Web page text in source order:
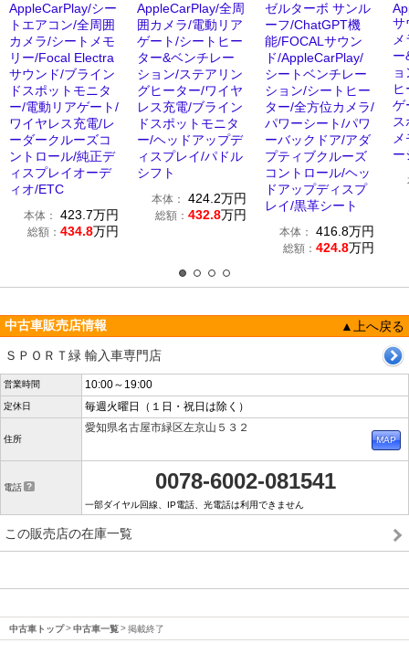
AppleCarPlay/シー
トエアコン/全周囲
カメラ/シートメモ
リー/Focal Electra
サウンド/ブライン
ドスポットモニタ
ー/電動リアゲート/
ワイヤレス充電/レ
ーダークルーズコ
ントロール/純正デ
ィスプレイオーデ
ィオ/ETC
本体： 423.7万円
総額： 434.8万円
AppleCarPlay/全周
囲カメラ/電動リア
ゲート/シートヒー
ター&ベンチレー
ション/ステアリン
グヒーター/ワイヤ
レス充電/ブライン
ドスポットモニタ
ー/ヘッドアップデ
ィスプレイ/パドル
シフト
本体： 424.2万円
総額： 432.8万円
ゼルターボ サンル
ーフ/ChatGPT機
能/FOCALサウン
ド/AppleCarPlay/
シートベンチレー
ション/シートヒー
ター/全方位カメラ/
パワーシート/パワ
ーバックドア/アダ
プティブクルーズ
コントロール/ヘッ
ドアップディスプ
レイ/黒革シート
本体： 416.8万円
総額： 424.8万円
サ
ー
ゲ
ー
中古車販売店情報
▲上へ戻る
ＳＰＯＲＴ緑 輸入車専門店
営業時間 10:00～19:00
定休日 毎週火曜日（１日・祝日は除く）
住所
愛知県名古屋市緑区左京山５３２
電話 0078-6002-081541
一部ダイヤル回線、IP電話、光電話は利用できません
この販売店の在庫一覧
中古車トップ 中古車一覧 掲載終了